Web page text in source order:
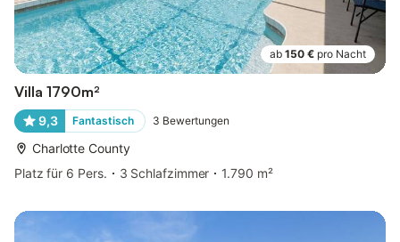
ab 150 € pro Nacht
Villa 1790m²
9,3 Fantastisch 3 Bewertungen
Charlotte County
Platz für 6 Pers.
3 Schlafzimmer 1.790 m²